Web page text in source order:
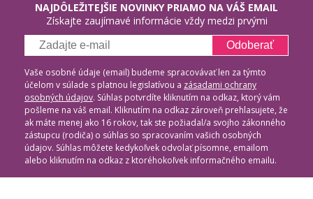
NAJDÔLEŽITEJŠIE NOVINKY PRIAMO NA VÁŠ EMAIL
Získajte zaujímavé informácie vždy medzi prvými
Odoberať
Vaše osobné údaje (email) budeme spracovávať len za týmto
účelom v súlade s platnou legislatívou a zásadami ochrany
osobných údajov. Súhlas potvrdíte kliknutím na odkaz, ktorý vám
pošleme na váš email. Kliknutím na odkaz zároveň prehlasujete, že
ak máte menej ako 16 rokov, tak ste požiadal/a svojho zákonného
zástupcu (rodiča) o súhlas so spracovaním vašich osobných
údajov. Súhlas môžete kedykoľvek odvolať písomne, emailom
alebo kliknutím na odkaz z ktoréhokoľvek informačného emailu.